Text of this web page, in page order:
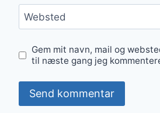
Websted
Gem mit navn, mail og
til næste gang jeg